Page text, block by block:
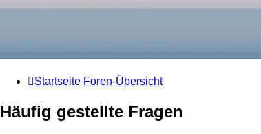
Startseite Foren-Übersicht
Häufig gestellte Fragen